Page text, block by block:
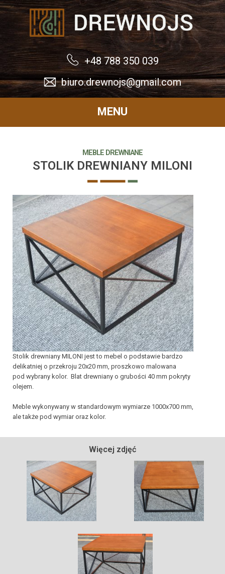
Drewnojs
+48 788 350 039
biuro.drewnojs@gmail.com
MENU
MEBLE DREWNIANE
STOLIK DREWNIANY MILONI
Stolik drewniany MILONI jest to mebel o podstawie bardzo
delikatniej o przekroju 20x20 mm, proszkowo malowana
pod wybrany kolor. Blat drewniany o grubości 40 mm pokryty
olejem.
Meble wykonywany w standardowym wymiarze 1000x700 mm,
ale także pod wymiar oraz kolor.
Więcej zdjęć